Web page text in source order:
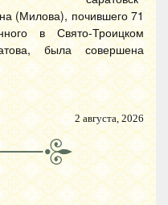
(Милова), почившего 71
в Свято-Троицком
была совершена
2 августа, 2026